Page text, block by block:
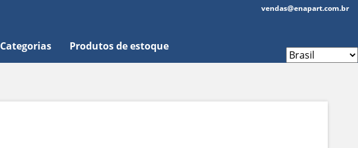
Categorias Produtos de estoque
vendas@enapart.com.br